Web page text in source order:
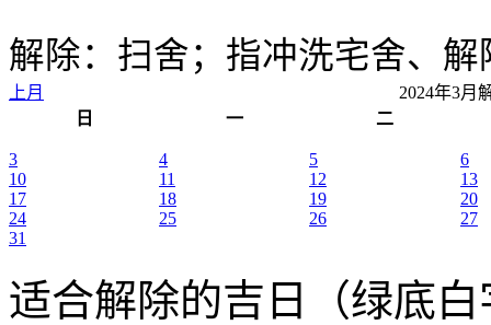
解除：扫舍；指冲洗宅舍、解
上月
2024年3月
日
一 二
3 4 5
6
10
11 12
13
17
18 19
20
24
25 26
27
31
适合解除的吉日（绿底白